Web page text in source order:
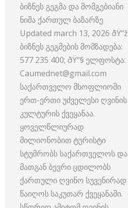
ბიზნეს გეგმა და მომგებიანი
ნიშა ქართულ ბაზარზე
Updated march 13, 2026 ðŸ“ž
ბიზნეს გეგმების მომზადება:
577 235 400; ðŸ“§ ელფოსტა:
Caumednet@gmail.com
საქართველო მსოფლიოში
ერთ-ერთი უძველესი ღვინის
კულტურის ქვეყანაა.
ყოველწლიურად
მილიონობით ტურისტი
სტუმრობს საქართველოს და
მათგან ბევრი ცდილობს
ქართული ღვინო სუვენირად
წაიღოს საკუთარ ქვეყანაში.